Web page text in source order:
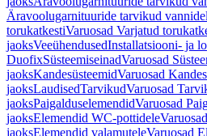
Äravoolugarnituuride tarvikud
torukatkestiVaruosad Varjatud
jaoksVeeühendusedInstallatsiooni- ja
DuofixSüsteemiseinadVaruosad
jaoksKandesüsteemidVaruosad
jaoksLaudisedTarvikudVaruosad
jaoksPaigalduselemendidVaruosad
jaoksElemendid WC-pottidele
jaoksElemendid valamuteleVaruosad